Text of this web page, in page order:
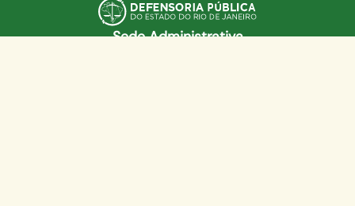
Sede Administrativa